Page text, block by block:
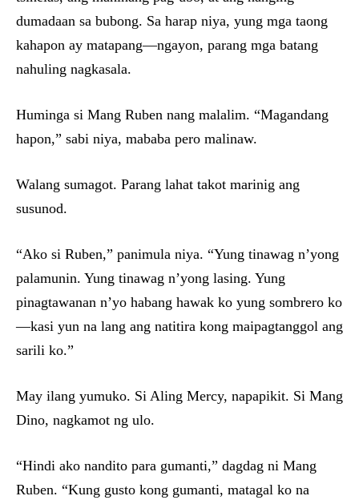
dumadaan sa bubong. Sa harap niya, yung mga taong
kahapon ay matapang—ngayon, parang mga batang
nahuling nagkasala.
Huminga si Mang Ruben nang malalim. “Magandang
hapon,” sabi niya, mababa pero malinaw.
Walang sumagot. Parang lahat takot marinig ang
susunod.
“Ako si Ruben,” panimula niya. “Yung tinawag n’yong
palamunin. Yung tinawag n’yong lasing. Yung
pinagtawanan n’yo habang hawak ko yung sombrero ko
—kasi yun na lang ang natitira kong maipagtanggol ang
sarili ko.”
May ilang yumuko. Si Aling Mercy, napapikit. Si Mang
Dino, nagkamot ng ulo.
“Hindi ako nandito para gumanti,” dagdag ni Mang
Ruben. “Kung gusto kong gumanti, matagal ko na